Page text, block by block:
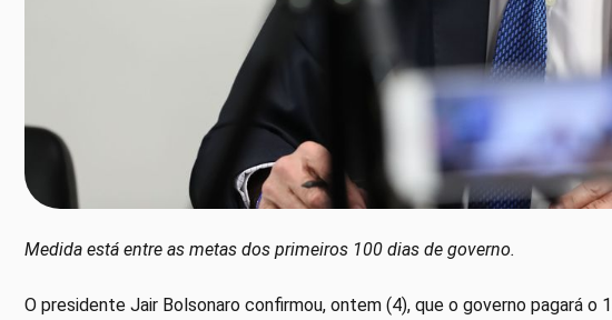
Medida está entre as metas dos primeiros 100 dias de governo.
O presidente Jair Bolsonaro confirmou, ontem (4), que o governo pagará